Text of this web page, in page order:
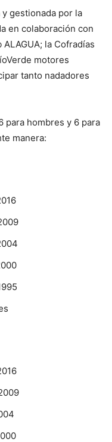
gestionada por la
en colaboración con
la Cofradías
motores
tanto nadadores
para hombres y 6 para
manera: